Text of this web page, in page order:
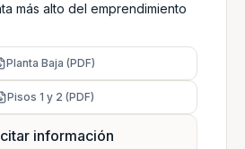
más alto del emprendimiento
Planta Baja (PDF)
Pisos 1 y 2 (PDF)
información